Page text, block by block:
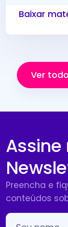
Baixar
Ver
Assine
Preencha e
conteúdos